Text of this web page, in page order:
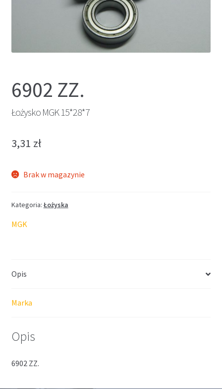
6902 ZZ.
Łożysko MGK 15*28*7
3,31 zł
Brak w magazynie
Kategoria: Łożyska
MGK
Opis
Marka
Opis
6902 ZZ.